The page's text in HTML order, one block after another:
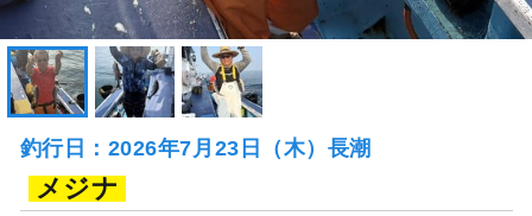
釣行日：2026年7月23日（木）長潮
メジナ